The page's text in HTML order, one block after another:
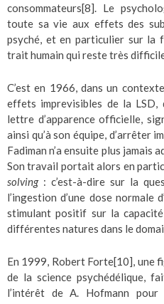
consommateurs[8]. Le
toute sa vie aux effets des
psyché, et en particulier sur la
trait humain qui reste très
C’est en 1966, dans un
effets imprevisibles de la LSD,
lettre d’apparence officielle,
ainsi qu’à son équipe, d’arrêter
Fadiman n’a ensuite plus jamais
Son travail portait alors en
solving: c’est-à-dire sur la
l’ingestion d’une dose normale
stimulant positif sur la
différentes natures dans le
En 1999, Robert Forte[10], une
de la science psychédélique,
l’intérêt de A. Hofmann pour